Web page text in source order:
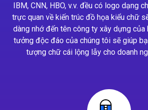
IBM, CNN, HBO, v.v. đều có logo dạng
trực quan về kiến trúc đồ họa kiểu chữ
dàng nhớ đến tên công ty xây dựng của
tưởng độc đáo của chúng tôi sẽ giúp
tượng chữ cái lộng lẫy cho doanh